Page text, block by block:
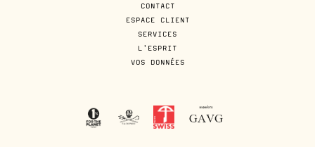
CONTACT
ESPACE CLIENT
SERVICES
L'ESPRIT
VOS DONNÉES